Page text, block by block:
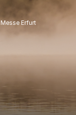
Messe Erfurt